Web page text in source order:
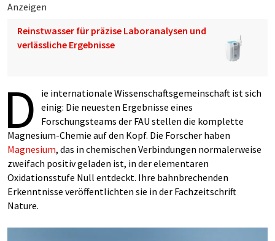
Anzeigen
Reinstwasser für präzise Laboranalysen und
verlässliche Ergebnisse
D
ie internationale Wissenschaftsgemeinschaft ist sich
einig: Die neuesten Ergebnisse eines
Forschungsteams der FAU stellen die komplette
Magnesium-Chemie auf den Kopf. Die Forscher haben
Magnesium, das in chemischen Verbindungen normalerweise
zweifach positiv geladen ist, in der elementaren
Oxidationsstufe Null entdeckt. Ihre bahnbrechenden
Erkenntnisse veröffentlichten sie in der Fachzeitschrift
Nature.